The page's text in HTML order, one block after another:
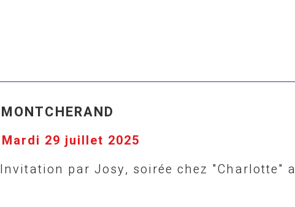
MONTCHERAND
Mardi 29 juillet 2025
Invitation par Josy, soirée chez "Charlotte"